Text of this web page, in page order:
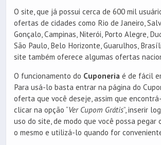
O site, que já possui cerca de 600 mil
ofertas de cidades como Rio de Janeiro,
Gonçalo, Campinas, Niterói, Porto Alegre,
São Paulo, Belo Horizonte, Guarulhos,
site também oferece algumas ofertas
O funcionamento do Cuponeria é de fácil
Para usá-lo basta entrar na página do
oferta que você deseje, assim que
clicar na opção “Ver Cupom Grátis”, inserir
uso do site, de modo que você possa pegar
o mesmo e utilizá-lo quando for